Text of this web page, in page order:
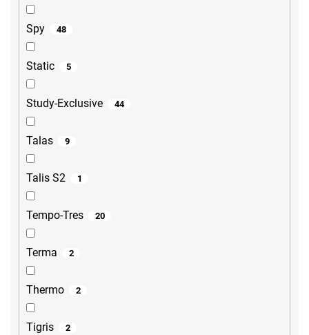
Spy 48
Static 5
Study-Exclusive 44
Talas 9
Talis S2 1
Tempo-Tres 20
Terma 2
Thermo 2
Tigris 2